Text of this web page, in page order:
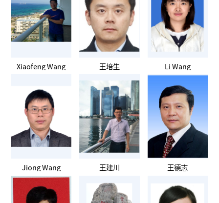
Xiaofeng Wang 王培生 Li Wang
Jiong Wang 王建川 王德志